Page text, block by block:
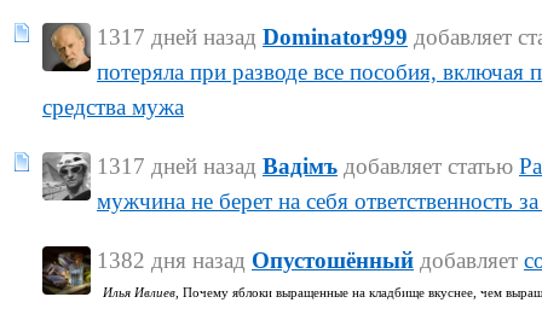
1317 дней назад Dominator999 добавляет
потеряла при разводе все пособия,
средства мужа
1317 дней назад Вадiмъ добавляет статью
мужчина не берет на себя ответственность
1382 дня назад Опустошённый добавляет
Илья Ивлиев, Почему яблоки выращенные на кладбище вкуснее, чем